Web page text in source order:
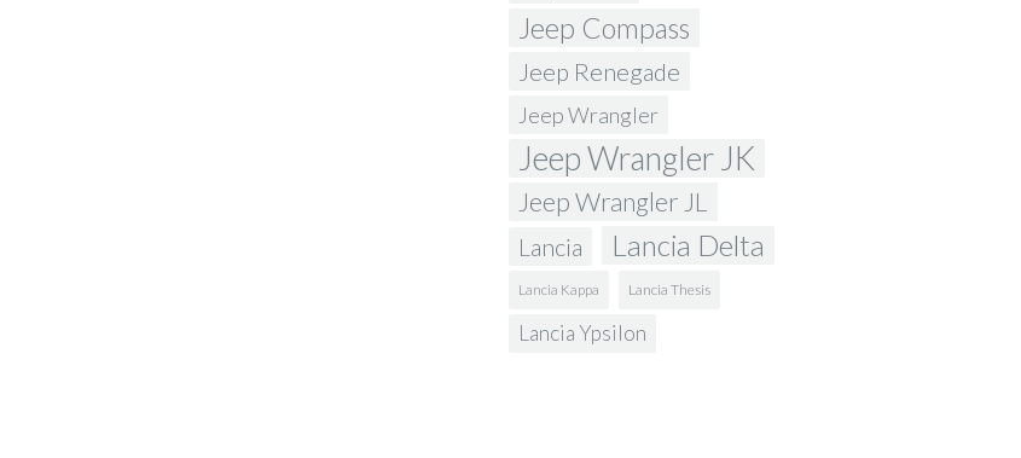
Jeep Compass
Jeep Renegade
Jeep Wrangler
Jeep Wrangler JK
Jeep Wrangler JL
Lancia Lancia Delta
Lancia Kappa Lancia Thesis
Lancia Ypsilon